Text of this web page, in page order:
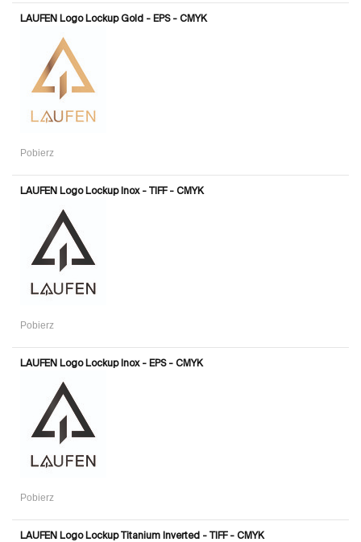
LAUFEN Logo Lockup Gold - EPS - CMYK
Pobierz
LAUFEN Logo Lockup Inox - TIFF - CMYK
Pobierz
LAUFEN Logo Lockup Inox - EPS - CMYK
Pobierz
LAUFEN Logo Lockup Titanium Inverted - TIFF - CMYK